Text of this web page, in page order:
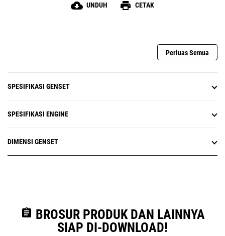
cloud_download UNDUH print CETAK
Perluas Semua
SPESIFIKASI GENSET
SPESIFIKASI ENGINE
DIMENSI GENSET
assignment BROSUR PRODUK DAN LAINNYA
SIAP DI-DOWNLOAD!